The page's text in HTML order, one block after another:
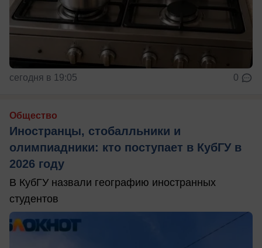
сегодня в 19:05 0
Общество
Иностранцы, стобалльники и
олимпиадники: кто поступает в КубГУ в
2026 году
В КубГУ назвали географию иностранных
студентов